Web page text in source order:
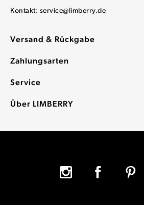
Versand & Rückgabe
Zahlungsarten
Service
Über LIMBERRY
Kontakt: service@limberry.de